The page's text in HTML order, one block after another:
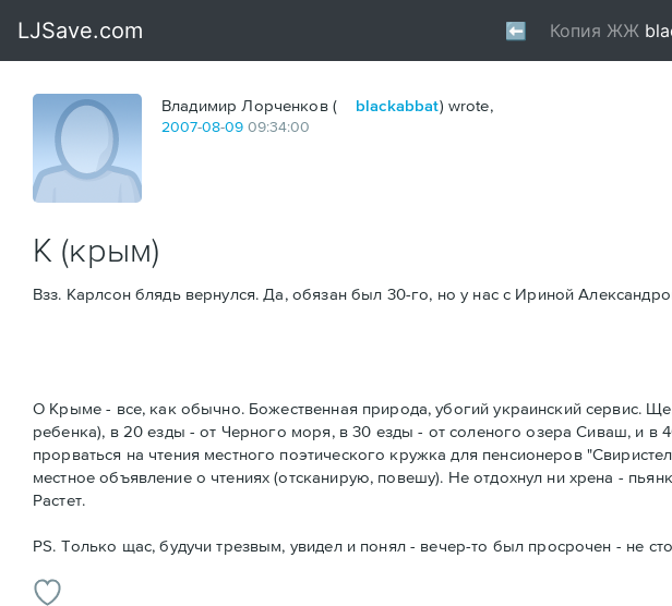
Владимир Лорченков ( blackabbat) wrote,
2007-08-09 09:34:00
К (крым)
Взз. Карлсон блядь вернулся. Да, обязан был 30-го, но у нас с Ириной
О Крыме - все, как обычно. Божественная природа, убогий украинский сервис.
ребенка), в 20 езды - от Черного моря, в 30 езды - от соленого озера Сиваш, и в
прорваться на чтения местного поэтического кружка для пенсионеров
местное объявление о чтениях (отсканирую, повешу). Не отдохнул ни хрена -
Растет.
PS. Только щас, будучи трезвым, увидел и понял - вечер-то был просрочен - не